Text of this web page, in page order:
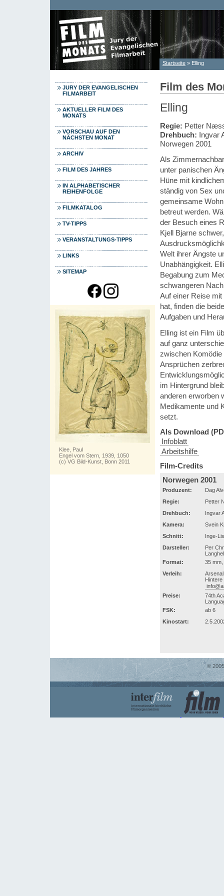
Sie sind hier
Startseite » Elling
JURY DER EVANGELISCHEN
FILMARBEIT
AKTUELLER FILM DES
MONATS
VORSCHAU AUF DEN
NÄCHSTEN MONAT
ARCHIV
FILM DES JAHRES
IN ALPHABETISCHER
REIHENFOLGE
FILMKATALOG
TV-TIPPS
VERANSTALTUNGS-TIPPS
LINKS
SITEMAP
Klee, Paul
Engel vom Stern, 1939, 1050
(c) VG Bild-Kunst, Bonn 2011
Film des
Elling
Regie: Petter
Drehbuch: Ingvar
Norwegen 2001
Als
unter panischen
Hüne mit
ständig von Sex
gemeinsame
betreut werden.
der Besuch eines
Kjell Bjarne
Welt ihrer Ängste
Unabhängigkeit.
Begabung zum
schwangeren
Auf einer Reise
hat, finden die
Aufgaben und
Elling ist ein Film
auf ganz
zwischen Komödie
Ansprüchen
im Hintergrund
anderen erworben
Medikamente und
setzt.
Als Download
Infoblatt
Arbeitshilfe
Film-Credits
Norwegen 2001
Produzent:
Dag
Regie:
Petter
Drehbuch:
Ingvar
Kamera:
Svein
Schnitt:
Inge-
Darsteller:
Per
Format:
35
Verleih:
Preise:
74th
FSK:
ab 6
Kinostart:
©